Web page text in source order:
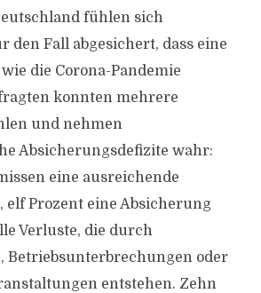
fühlen sich
den Fall abgesichert, dass eine
die Corona-Pandemie
konnten mehrere
und nehmen
Absicherungsdefizite wahr:
eine ausreichende
elf Prozent eine Absicherung
Verluste, die durch
Betriebsunterbrechungen oder
entstehen. Zehn